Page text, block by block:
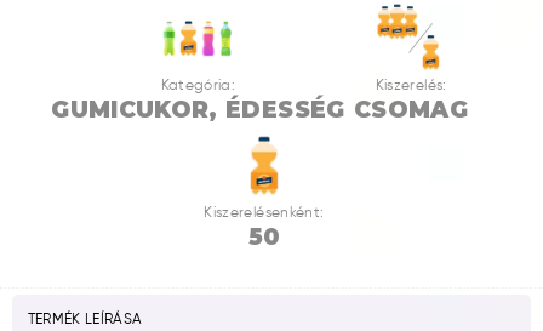
Kategória:
GUMICUKOR, ÉDESSÉG
Kiszerelés:
CSOMAG
Kiszerelésenként:
50
TERMÉK LEÍRÁSA